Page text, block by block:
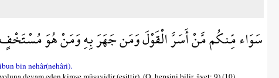
سَوَاء مِّنكُم مَّنْ أَسَرَّ الْقَوْلَ وَمَن جَهَرَ بِهِ وَمَنْ هُوَ مُسْتَخْفٍ
bin nehâr(nehâri).